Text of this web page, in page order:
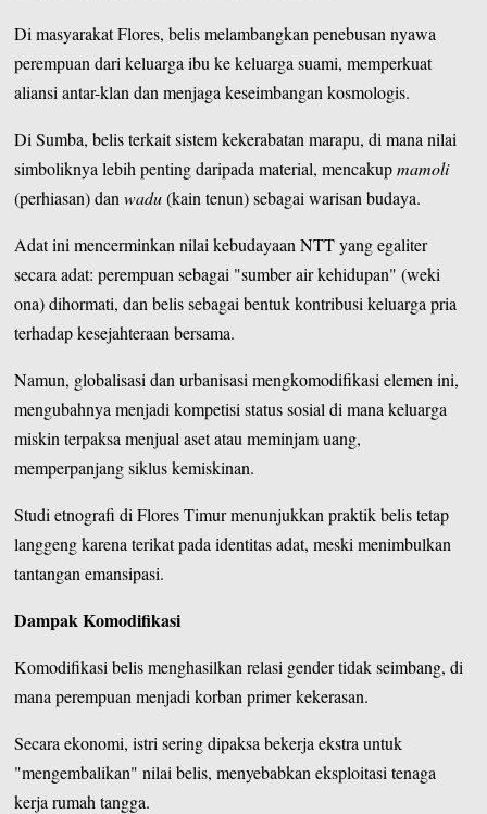
Di masyarakat Flores, belis melambangkan penebusan nyawa
perempuan dari keluarga ibu ke keluarga suami, memperkuat
aliansi antar-klan dan menjaga keseimbangan kosmologis.
Di Sumba, belis terkait sistem kekerabatan marapu, di mana nilai
simboliknya lebih penting daripada material, mencakupmamoli
(perhiasan) danwadu(kain tenun) sebagai warisan budaya.
Adat ini mencerminkan nilai kebudayaan NTT yang egaliter
secara adat: perempuan sebagai "sumber air kehidupan" (weki
ona) dihormati, dan belis sebagai bentuk kontribusi keluarga pria
terhadap kesejahteraan bersama.
Namun, globalisasi dan urbanisasi mengkomodifikasi elemen ini,
mengubahnya menjadi kompetisi status sosial di mana keluarga
miskin terpaksa menjual aset atau meminjam uang,
memperpanjang siklus kemiskinan.
Studi etnografi di Flores Timur menunjukkan praktik belis tetap
langgeng karena terikat pada identitas adat, meski menimbulkan
tantangan emansipasi.
Dampak Komodifikasi
Komodifikasi belis menghasilkan relasi gender tidak seimbang, di
mana perempuan menjadi korban primer kekerasan.
Secara ekonomi, istri sering dipaksa bekerja ekstra untuk
"mengembalikan" nilai belis, menyebabkan eksploitasi tenaga
kerja rumah tangga.